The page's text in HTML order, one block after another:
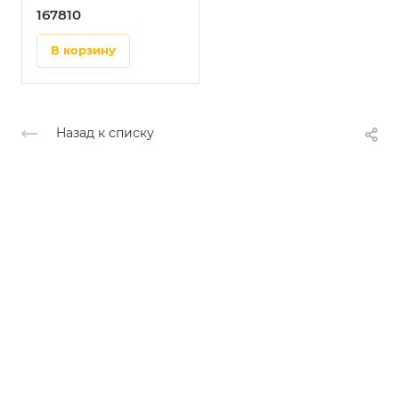
167810
в корзину
Назад к списку